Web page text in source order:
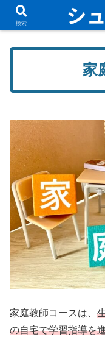
無料体験講座
家
家庭教師コースは、
の自宅で学習指導を
検索